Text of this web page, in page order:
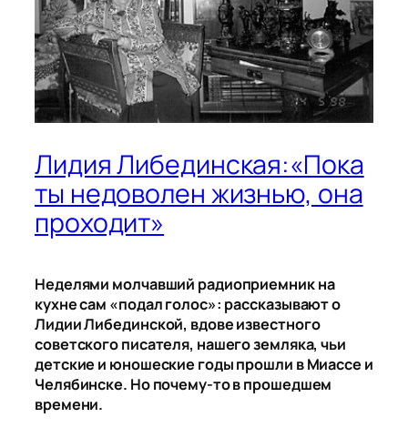
Лидия Либединская:«Пока
ты недоволен жизнью, она
проходит»
Неделями молчавший радиоприемник на
кухне сам «подал голос»: рассказывают о
Лидии Либединской, вдове известного
советского писателя, нашего земляка, чьи
детские и юношеские годы прошли в Миассе и
Челябинске. Но почему-то в прошедшем
времени.